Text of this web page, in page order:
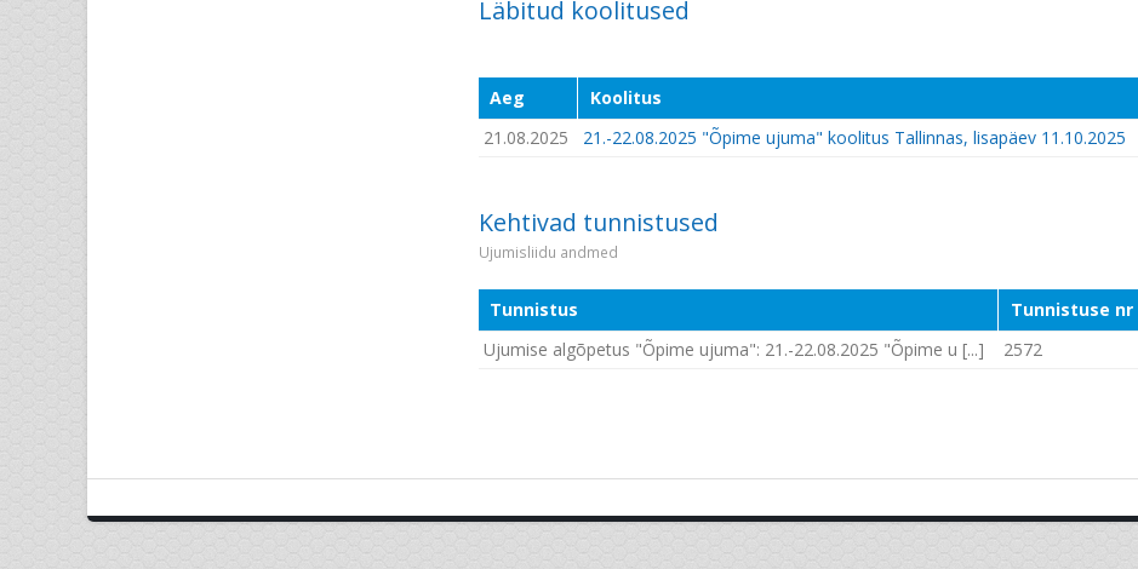
Läbitud koolitused
Aeg
Koolitus
21.08.2025
21.-22.08.2025 "Õpime ujuma" koolitus Tallinnas, lisapäev 11.10.2025
Kehtivad tunnistused
Ujumisliidu andmed
Tunnistus
Tunnistuse nr
Ujumise algõpetus "Õpime ujuma": 21.-22.08.2025 "Õpime u [...]
2572